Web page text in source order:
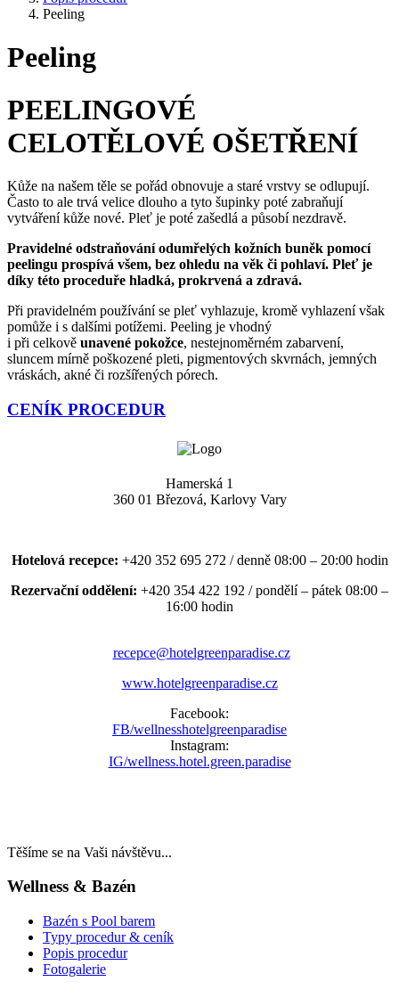
Peeling
Peeling
PEELINGOVÉ
CELOTĚLOVÉ OŠETŘENÍ
Kůže na našem těle se pořád obnovuje a staré vrstvy se odlupují.
Často to ale trvá velice dlouho a tyto šupinky poté zabraňují
vytváření kůže nové. Pleť je poté zašedlá a působí nezdravě.
Pravidelné odstraňování odumřelých kožních buněk pomocí
peelingu prospívá všem, bez ohledu na věk či pohlaví. Pleť je
díky této proceduře hladká, prokrvená a zdravá.
Při pravidelném používání se pleť vyhlazuje, kromě vyhlazení však
pomůže i s dalšími potížemi. Peeling je vhodný
i při celkově unavené pokožce, nestejnoměrném zabarvení,
sluncem mírně poškozené pleti, pigmentových skvrnách, jemných
vráskách, akné či rozšířených pórech.
CENÍK PROCEDUR
Hamerská 1
360 01 Březová, Karlovy Vary
Hotelová recepce: +420 352 695 272 / denně 08:00 – 20:00 hodin
Rezervační oddělení: +420 354 422 192 / pondělí – pátek 08:00 –
16:00 hodin
recepce@hotelgreenparadise.cz
www.hotelgreenparadise.cz
Facebook:
FB/wellnesshotelgreenparadise
Instagram:
IG/wellness.hotel.green.paradise
Těšíme se na Vaši návštěvu...
Wellness & Bazén
Bazén s Pool barem
Typy procedur & ceník
Popis procedur
Fotogalerie